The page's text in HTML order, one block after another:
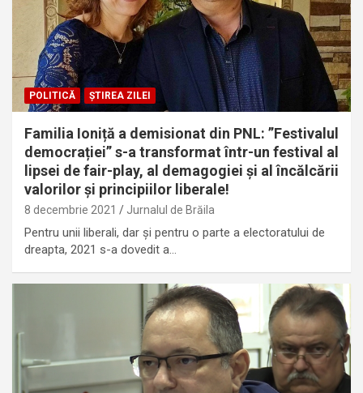
POLITICĂ ȘTIREA ZILEI
Familia Ioniță a demisionat din PNL: ”Festivalul
democrației” s-a transformat într-un festival al
lipsei de fair-play, al demagogiei și al încălcării
valorilor și principiilor liberale!
8 decembrie 2021 Jurnalul de Brăila
Pentru unii liberali, dar și pentru o parte a electoratului de
dreapta, 2021 s-a dovedit a…